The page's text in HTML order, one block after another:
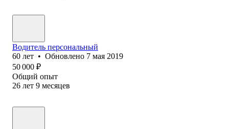
Водитель персональный
60 лет • Обновлено 7 мая 2019
50 000 ₽
Общий опыт
26 лет 9 месяцев